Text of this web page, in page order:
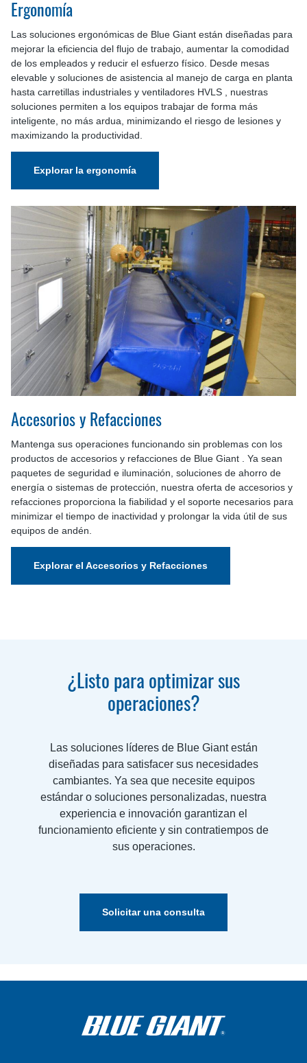
Ergonomía
Las soluciones ergonómicas de Blue Giant están diseñadas para
mejorar la eficiencia del flujo de trabajo, aumentar la comodidad
de los empleados y reducir el esfuerzo físico. Desde mesas
elevable y soluciones de asistencia al manejo de carga en planta
hasta carretillas industriales y ventiladores HVLS , nuestras
soluciones permiten a los equipos trabajar de forma más
inteligente, no más ardua, minimizando el riesgo de lesiones y
maximizando la productividad.
Explorar la ergonomía
Accesorios y Refacciones
Mantenga sus operaciones funcionando sin problemas con los
productos de accesorios y refacciones de Blue Giant . Ya sean
paquetes de seguridad e iluminación, soluciones de ahorro de
energía o sistemas de protección, nuestra oferta de accesorios y
refacciones proporciona la fiabilidad y el soporte necesarios para
minimizar el tiempo de inactividad y prolongar la vida útil de sus
equipos de andén.
Explorar el Accesorios y Refacciones
¿Listo para optimizar sus
operaciones?
Las soluciones líderes de Blue Giant están
diseñadas para satisfacer sus necesidades
cambiantes. Ya sea que necesite equipos
estándar o soluciones personalizadas, nuestra
experiencia e innovación garantizan el
funcionamiento eficiente y sin contratiempos de
sus operaciones.
Solicitar una consulta